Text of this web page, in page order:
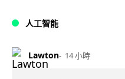
人工智能
Lawton 14 小時